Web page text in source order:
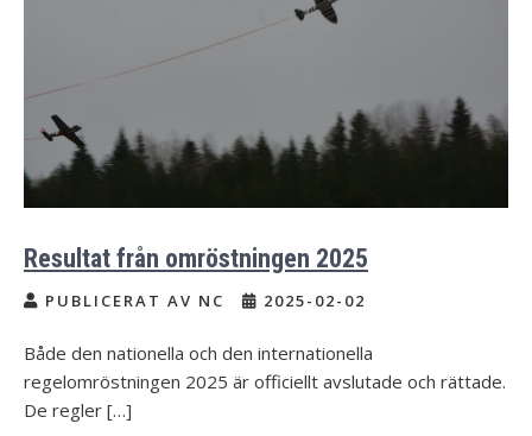
Resultat från omröstningen 2025
PUBLICERAT AV NC 2025-02-02
Både den nationella och den internationella
regelomröstningen 2025 är officiellt avslutade och rättade.
De regler […]